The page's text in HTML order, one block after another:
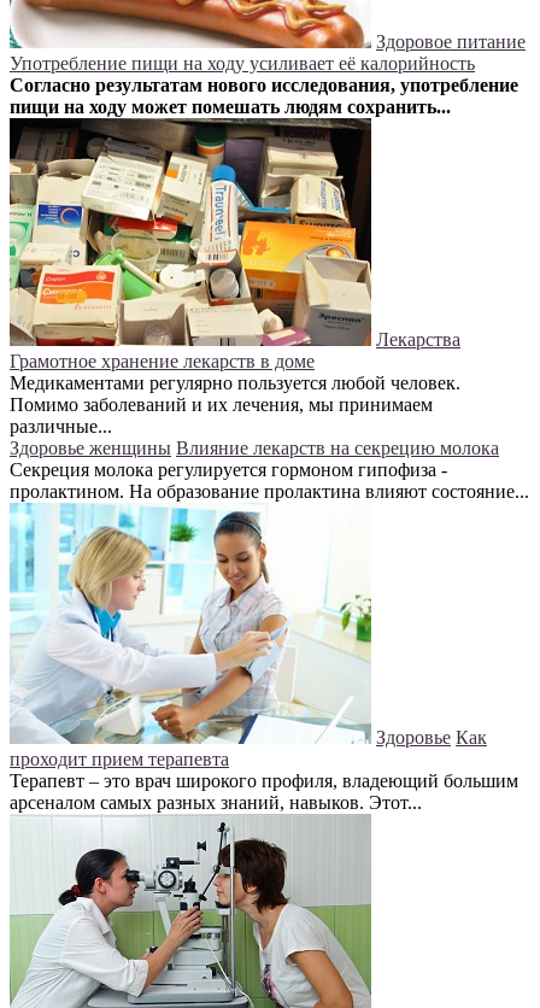
Здоровое питание
Употребление пищи на ходу усиливает её калорийность
Согласно результатам нового исследования, употребление
пищи на ходу может помешать людям сохранить...
Лекарства
Грамотное хранение лекарств в доме
Медикаментами регулярно пользуется любой человек.
Помимо заболеваний и их лечения, мы принимаем
различные...
Здоровье женщины Влияние лекарств на секрецию молока
Секреция молока регулируется гормоном гипофиза -
пролактином. На образование пролактина влияют состояние...
Здоровье Как
проходит прием терапевта
Терапевт – это врач широкого профиля, владеющий большим
арсеналом самых разных знаний, навыков. Этот...